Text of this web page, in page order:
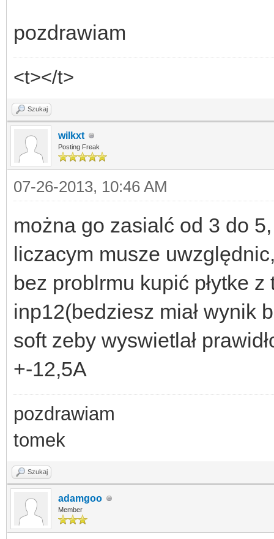
pozdrawiam
<t></t>
Szukaj
wilkxt
Posting Freak
07-26-2013, 10:46 AM
można go zasialć od 3 do
liczacym musze
bez problrmu kupić płytke
inp12(bedziesz miał wynik
soft zeby wyswietlał
+-12,5A
pozdrawiam
tomek
Szukaj
adamgoo
Member